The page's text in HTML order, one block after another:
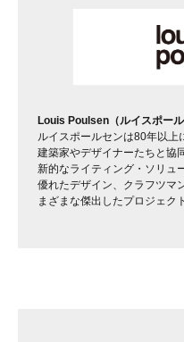
Louis Poulsen（ルイスポール
ルイスポールセンは80年以上
建築家やデザイナーたちと協
新的なライティング・ソリュ
優れたデザイン、クラフツマ
まざまな傑出したプロジェク